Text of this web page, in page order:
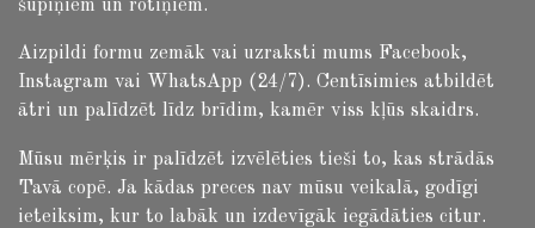
šūpiņiem un rotiņiem.
Aizpildi formu zemāk vai uzraksti mums Facebook,
Instagram vai WhatsApp (24/7). Centīsimies atbildēt
ātri un palīdzēt līdz brīdim, kamēr viss kļūs skaidrs.
Mūsu mērķis ir palīdzēt izvēlēties tieši to, kas strādās
Tavā copē. Ja kādas preces nav mūsu veikalā, godīgi
ieteiksim, kur to labāk un izdevīgāk iegādāties citur.